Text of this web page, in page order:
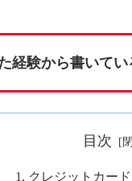
経験から書いて
目次
クレジットカー